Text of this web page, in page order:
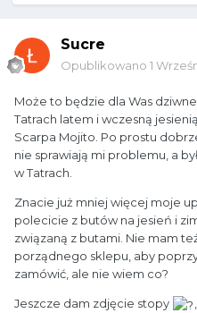
Sucre
Opublikowano 1
Może to będzie dla Was
Tatrach latem i wczesną
Scarpa Mojito. Po prostu
nie sprawiają mi problemu, a
w Tatrach.
Znacie już mniej więcej moje
polecicie z butów na jesień i
związaną z butami. Nie mam
porządnego sklepu, aby
zamówić, ale nie wiem co?
Jeszcze dam zdjęcie stopy